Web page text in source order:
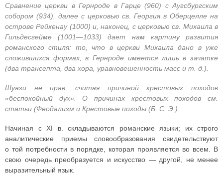
Сравнение церкви в Гернроде в Гарце (960) с Аугсбургским
собором (934), далее с церковью св. Георгия в Оберцелле на
острове Рейхенау (1000) и, наконец, с церковью св. Михаила в
Гильдесгейме (1001—1033) дает нам картину развития
романского стиля: то, что в церкви Михаила дано в уже
сложившихся формах, в Гернроде имеется лишь в зачатке
(два трансепта, два хора, уравновешенность масс и т. д.).
Шуази не прав, считая причиной крестовых походов
«беспокойный дух». О причинах крестовых походов см.
статьи (Феодализм и Крестовые походы (Б. С. Э.).
Начиная с XI в. складываются романские языки; их строго
аналитические приемы словообразования свидетельствуют
о той потребности в порядке, которая проявляется во всем. В
свою очередь преобразуется и искусство — другой, не менее
выразительный язык.